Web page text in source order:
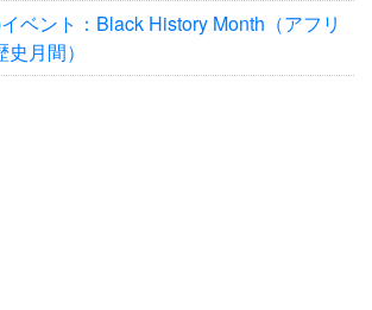
ベント：Black History Month（アフリ
月間）